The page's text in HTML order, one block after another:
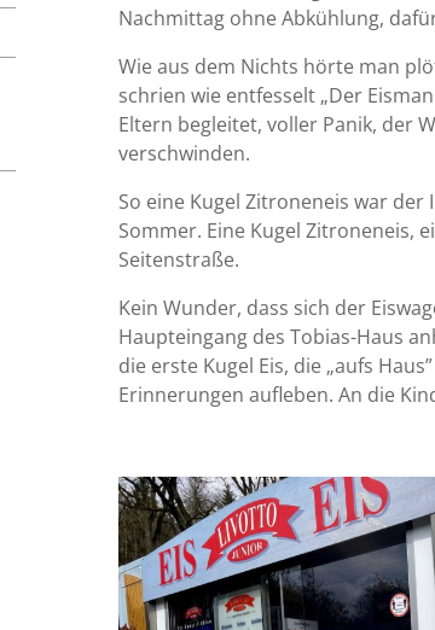
Nachmittag ohne Abkühlung,
Wie aus dem Nichts hörte man
schrien wie entfesselt „Der
Eltern begleitet, voller Panik, der
verschwinden.
So eine Kugel Zitroneneis war
Sommer. Eine Kugel Zitroneneis,
Seitenstraße.
Kein Wunder, dass sich der
Haupteingang des Tobias-Haus
die erste Kugel Eis, die „aufs
Erinnerungen aufleben. An die